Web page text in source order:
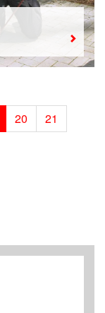
20
21